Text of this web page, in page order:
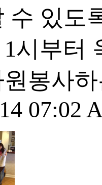
수 있도
1시부터
원봉사
07:02